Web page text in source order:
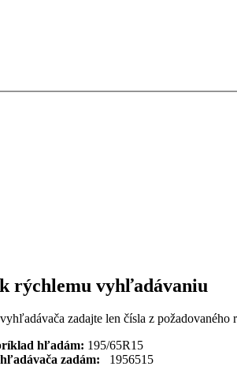
rýchlemu vyhľadávaniu
zadajte len čísla z
hľadám: 195/65R15
zadám: 1956515